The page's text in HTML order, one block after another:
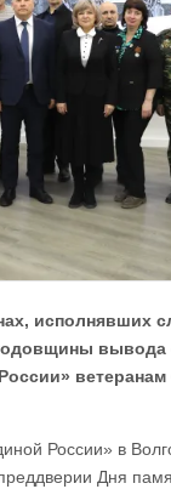
исполнявших
вывода
России» в
Дня